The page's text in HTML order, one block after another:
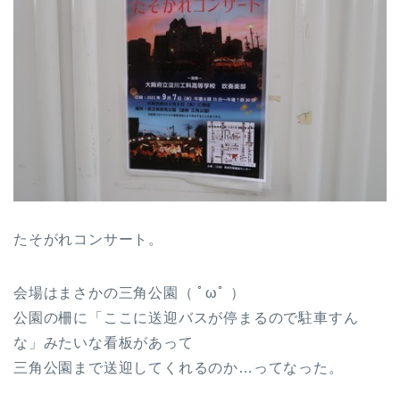
たそがれコンサート。
会場はまさかの三角公園（ ﾟωﾟ ）
公園の柵に「ここに送迎バスが停まるので駐車すん
な」みたいな看板があって
三角公園まで送迎してくれるのか…ってなった。